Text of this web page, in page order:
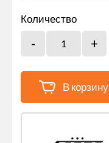
Количество
В корзину